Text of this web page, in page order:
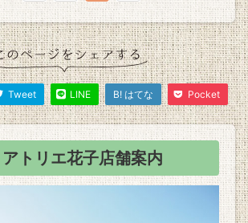
Tweet LINE B! はてな Pocket
アトリエ花子店舗案内